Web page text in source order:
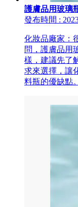
護膚品用玻璃
發布時間 :
化妝品廠家：
問，護膚品用
樣，建議先了
求來選擇，讓
料瓶的優缺點。